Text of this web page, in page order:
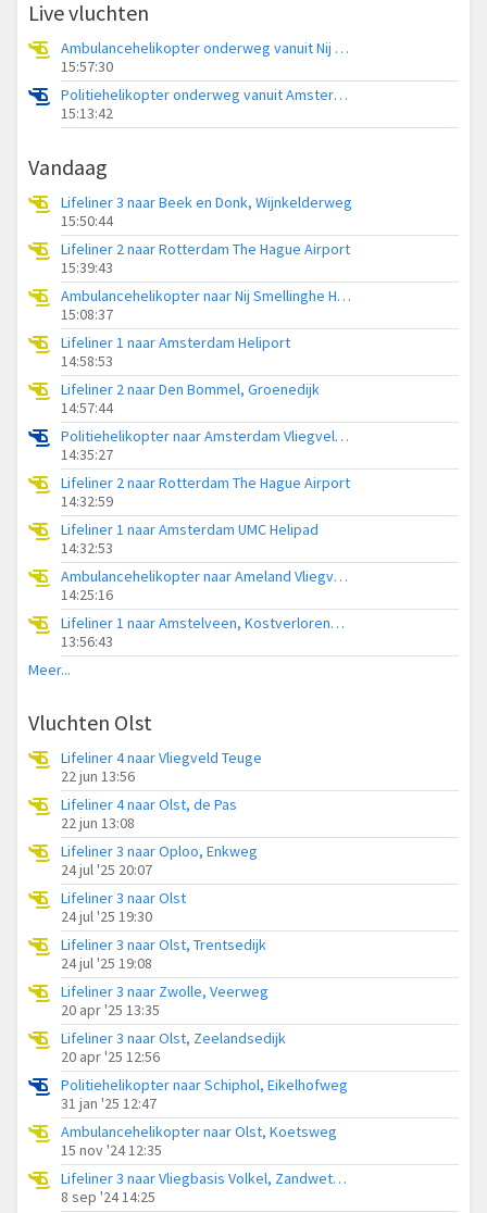
Live vluchten
Ambulancehelikopter onderweg vanuit Nij Smellinghe Hospital Heliport
15:57:30
Politiehelikopter onderweg vanuit Amsterdam Vliegveld Schiphol
15:13:42
Vandaag
Lifeliner 3 naar Beek en Donk, Wijnkelderweg
15:50:44
Lifeliner 2 naar Rotterdam The Hague Airport
15:39:43
Ambulancehelikopter naar Nij Smellinghe Hospital Heliport
15:08:37
Lifeliner 1 naar Amsterdam Heliport
14:58:53
Lifeliner 2 naar Den Bommel, Groenedijk
14:57:44
Politiehelikopter naar Amsterdam Vliegveld Schiphol
14:35:27
Lifeliner 2 naar Rotterdam The Hague Airport
14:32:59
Lifeliner 1 naar Amsterdam UMC Helipad
14:32:53
Ambulancehelikopter naar Ameland Vliegveld Ballum
14:25:16
Lifeliner 1 naar Amstelveen, Kostverlorenweg
13:56:43
Meer...
Vluchten Olst
Lifeliner 4 naar Vliegveld Teuge
22 jun 13:56
Lifeliner 4 naar Olst, de Pas
22 jun 13:08
Lifeliner 3 naar Oploo, Enkweg
24 jul '25 20:07
Lifeliner 3 naar Olst
24 jul '25 19:30
Lifeliner 3 naar Olst, Trentsedijk
24 jul '25 19:08
Lifeliner 3 naar Zwolle, Veerweg
20 apr '25 13:35
Lifeliner 3 naar Olst, Zeelandsedijk
20 apr '25 12:56
Politiehelikopter naar Schiphol, Eikelhofweg
31 jan '25 12:47
Ambulancehelikopter naar Olst, Koetsweg
15 nov '24 12:35
Lifeliner 3 naar Vliegbasis Volkel, Zandweteringpad
8 sep '24 14:25